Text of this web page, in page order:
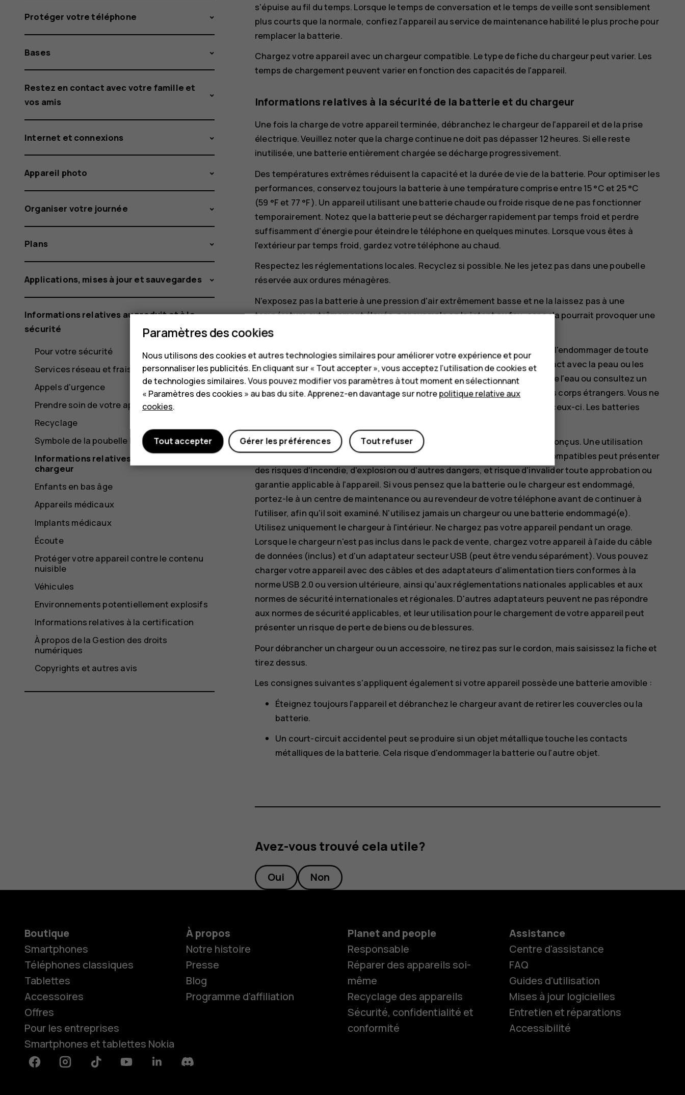
Smartphones
s'épuise au fil du temps. Lorsque le temps de conversation et le temps de veille sont sensiblement
plus courts que la normale, confiez l'appareil au service de maintenance habilité le plus proche pour
remplacer la batterie.
Chargez votre appareil avec un chargeur compatible. Le type de fiche du chargeur peut varier. Les
temps de chargement peuvent varier en fonction des capacités de l'appareil.
Informations relatives à la sécurité de la batterie et du chargeur
Une fois la charge de votre appareil terminée, débranchez le chargeur de l'appareil et de la prise
électrique. Veuillez noter que la charge continue ne doit pas dépasser 12 heures. Si elle reste
inutilisée, une batterie entièrement chargée se décharge progressivement.
Des températures extrêmes réduisent la capacité et la durée de vie de la batterie. Pour optimiser les
performances, conservez toujours la batterie à une température comprise entre 15 °C et 25 °C
(59 °F et 77 °F). Un appareil utilisant une batterie chaude ou froide risque de ne pas fonctionner
temporairement. Notez que la batterie peut se décharger rapidement par temps froid et perdre
suffisamment d'énergie pour éteindre le téléphone en quelques minutes. Lorsque vous êtes à
l'extérieur par temps froid, gardez votre téléphone au chaud.
Respectez les réglementations locales. Recyclez si possible. Ne les jetez pas dans une poubelle
réservée aux ordures ménagères.
N'exposez pas la batterie à une pression d'air extrêmement basse et ne la laissez pas à une
température extrêmement élevée, par exemple en la jetant au feu, car cela pourrait provoquer une
explosion de la batterie ou une fuite de liquide ou de gaz inflammable.
Vous ne devez pas démonter, couper, écraser, tordre, percer la batterie ni l'endommager de toute
autre manière. Si une batterie fuit, ne laissez pas le liquide entrer en contact avec la peau ou les
yeux. Si cela se produit, rincez immédiatement les zones touchées avec de l'eau ou consultez un
médecin. Vous ne devez pas modifier une batterie ou tenter d'y insérer des corps étrangers. Vous ne
devez pas la plonger dans l'eau ou d'autres liquides ou encore l'exposer à ceux-ci. Les batteries
N'utilisez la batterie et le chargeur que dans le but pour lequel ils ont été conçus. Une utilisation
inappropriée ou l'utilisation de batteries non agréées ou de chargeurs incompatibles peut présenter
des risques d'incendie, d'explosion ou d'autres dangers, et risque d'invalider toute approbation ou
garantie applicable à l'appareil. Si vous pensez que la batterie ou le chargeur est endommagé,
portez-le à un centre de maintenance ou au revendeur de votre téléphone avant de continuer à
l'utiliser, afin qu'il soit examiné. N'utilisez jamais un chargeur ou une batterie endommagé(e).
Utilisez uniquement le chargeur à l'intérieur. Ne chargez pas votre appareil pendant un orage.
Lorsque le chargeur n'est pas inclus dans le pack de vente, chargez votre appareil à l'aide du câble
de données (inclus) et d'un adaptateur secteur USB (peut être vendu séparément). Vous pouvez
charger votre appareil avec des câbles et des adaptateurs d'alimentation tiers conformes à la
norme USB 2.0 ou version ultérieure, ainsi qu'aux réglementations nationales applicables et aux
normes de sécurité internationales et régionales. D'autres adaptateurs peuvent ne pas répondre
aux normes de sécurité applicables, et leur utilisation pour le chargement de votre appareil peut
présenter un risque de perte de biens ou de blessures.
Pour débrancher un chargeur ou un accessoire, ne tirez pas sur le cordon, mais saisissez la fiche et
tirez dessus.
Les consignes suivantes s'appliquent également si votre appareil possède une batterie amovible :
Éteignez toujours l'appareil et débranchez le chargeur avant de retirer les couvercles ou la
batterie.
Un court-circuit accidentel peut se produire si un objet métallique touche les contacts
métalliques de la batterie. Cela risque d'endommager la batterie ou l'autre objet.
Avez-vous trouvé cela utile?
Oui Non
Protéger votre téléphone
Bases
Restez en contact avec votre famille et
vos amis
Internet et connexions
Appareil photo
Organiser votre journée
Plans
Applications, mises à jour et sauvegardes
Informations relatives au produit et à la
sécurité
Pour votre sécurité
Services réseau et frais
Appels d'urgence
Prendre soin de votre appareil
Recyclage
Symbole de la poubelle barrée d'une croix
Informations relatives à la batterie et au
chargeur
Enfants en bas âge
Appareils médicaux
Implants médicaux
Écoute
Protéger votre appareil contre le contenu
nuisible
Véhicules
Environnements potentiellement explosifs
Informations relatives à la certification
À propos de la Gestion des droits
numériques
Copyrights et autres avis
Boutique
Smartphones
Téléphones classiques
Tablettes
Accessoires
Offres
Pour les entreprises
Smartphones et tablettes Nokia
À propos
Notre histoire
Presse
Blog
Programme d'affiliation
Planet and people
Responsable
Réparer des appareils soi-
même
Recyclage des appareils
Sécurité, confidentialité et
conformité
Assistance
Centre d'assistance
FAQ
Guides d'utilisation
Mises à jour logicielles
Entretien et réparations
Accessibilité
FacebookInstagramTiktok YoutubeLinkedinDiscord
Paramètres des cookies
Nous utilisons des cookies et autres technologies similaires pour améliorer votre expérience et pour
personnaliser les publicités. En cliquant sur « Tout accepter », vous acceptez l’utilisation de cookies et
de technologies similaires. Vous pouvez modifier vos paramètres à tout moment en sélectionnant
« Paramètres des cookies » au bas du site. Apprenez-en davantage sur notrepolitique relative aux
cookies.
Tout refuser
Gérer les préférences
Tout accepter